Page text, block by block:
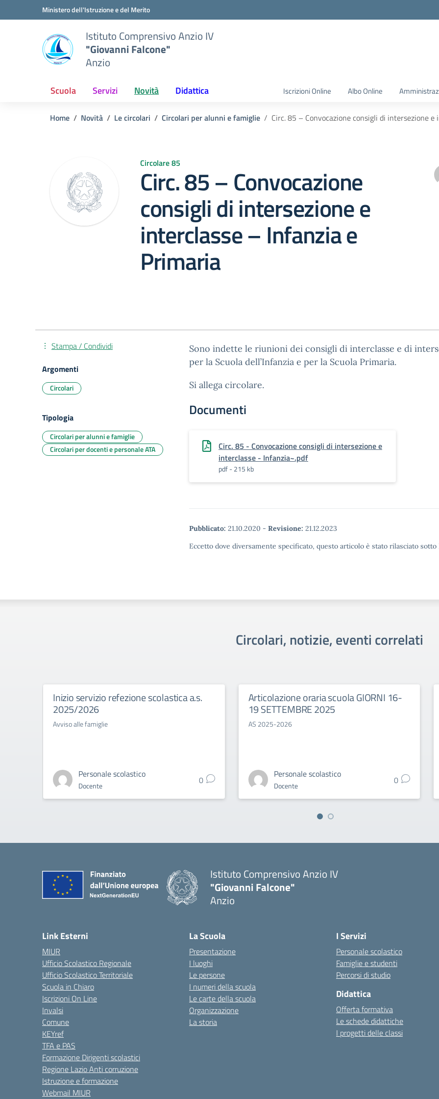
Vai ai contenuti
Vai al menu di navigazioneMinistero dell'Istruzione e del Merito
Istituto Comprensivo Anzio IV
"Giovanni Falcone"
Anzio
Scuola Servizi Novità Didattica Iscrizioni Online Albo Online
Home Novità Le circolari Circolari per alunni e famiglie Circ. 85 – Convocazione consigli di intersezione
Circolare 85
Circ. 85 – Convocazione
consigli di intersezione e
interclasse – Infanzia e
Primaria
Sono indette le riunioni dei consigli di interclasse e di
per la Scuola dell’Infanzia e per la Scuola Primaria.
Si allega circolare.
Documenti
Circ. 85 - Convocazione consigli di intersezione e
interclasse - Infanzia~.pdf
pdf - 215 kb
Pubblicato: 21.10.2020 - Revisione: 21.12.2023
Eccetto dove diversamente specificato, questo articolo è stato rilasciato
Stampa / Condividi
Argomenti
Circolari
Tipologia
Circolari per alunni e famiglie
Circolari per docenti e personale ATA
Circolari, notizie, eventi correlati
Inizio servizio refezione scolastica a.s.
2025/2026
Avviso alle famiglie
Personale scolastico
Docente 0
Articolazione oraria scuola GIORNI 16-
19 SETTEMBRE 2025
AS 2025-2026
Personale scolastico
Docente 0
Istituto Comprensivo Anzio IV
"Giovanni Falcone"
Anzio
Link Esterni
MIUR
Ufficio Scolastico Regionale
Ufficio Scolastico Territoriale
Scuola in Chiaro
Iscrizioni On Line
Invalsi
Comune
KEYref
TFA e PAS
Formazione Dirigenti scolastici
Regione Lazio Anti corruzione
Istruzione e formazione
Webmail MIUR
La Scuola
Presentazione
I luoghi
Le persone
I numeri della scuola
Le carte della scuola
Organizzazione
La storia
I Servizi
Personale scolastico
Famiglie e studenti
Percorsi di studio
Didattica
Offerta formativa
Le schede didattiche
I progetti delle classi